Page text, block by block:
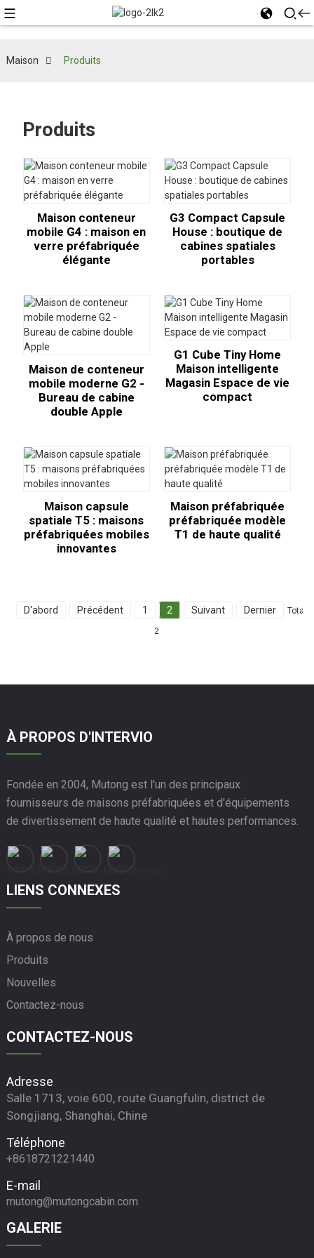
Maison Produits
Produits
Maison conteneur
mobile G4 : maison en
verre préfabriquée
élégante
G3 Compact Capsule
House : boutique de
cabines spatiales
portables
Maison de conteneur
mobile moderne G2 -
Bureau de cabine
double Apple
G1 Cube Tiny Home
Maison intelligente
Magasin Espace de vie
compact
Maison capsule
spatiale T5 : maisons
préfabriquées mobiles
innovantes
Maison préfabriquée
préfabriquée modèle
T1 de haute qualité
D'abord Précédent 1 2 Suivant Dernier Total
2
À PROPOS D'INTERVIO
Fondée en 2004, Mutong est l'un des principaux
fournisseurs de maisons préfabriquées et d'équipements
de divertissement de haute qualité et hautes performances.
LIENS CONNEXES
À propos de nous
Produits
Nouvelles
Contactez-nous
CONTACTEZ-NOUS
Adresse
Salle 1713, voie 600, route Guangfulin, district de
Songjiang, Shanghai, Chine
Téléphone
+8618721221440
E-mail
mutong@mutongcabin.com
GALERIE